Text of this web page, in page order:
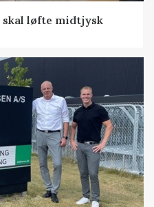
løfte midtjysk